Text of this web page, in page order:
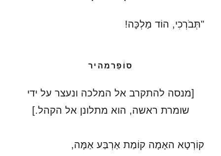
"תְּבֹרְכִי, הוֹד מַלְכָּה!
סוֹפֵרמהיר
[מנסה להתקרב אל המלכה ונעצר על ידי
שומרת ראשה, הוא מתלונן אל הקהל.]
קוֹרְטָא האָמָה קוֹמַת אַרְבַּע אַמָּה,